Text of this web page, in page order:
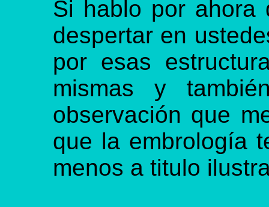
Si hablo por
despertar en
por esas
mismas y
observación que
que la embrología
menos a titulo